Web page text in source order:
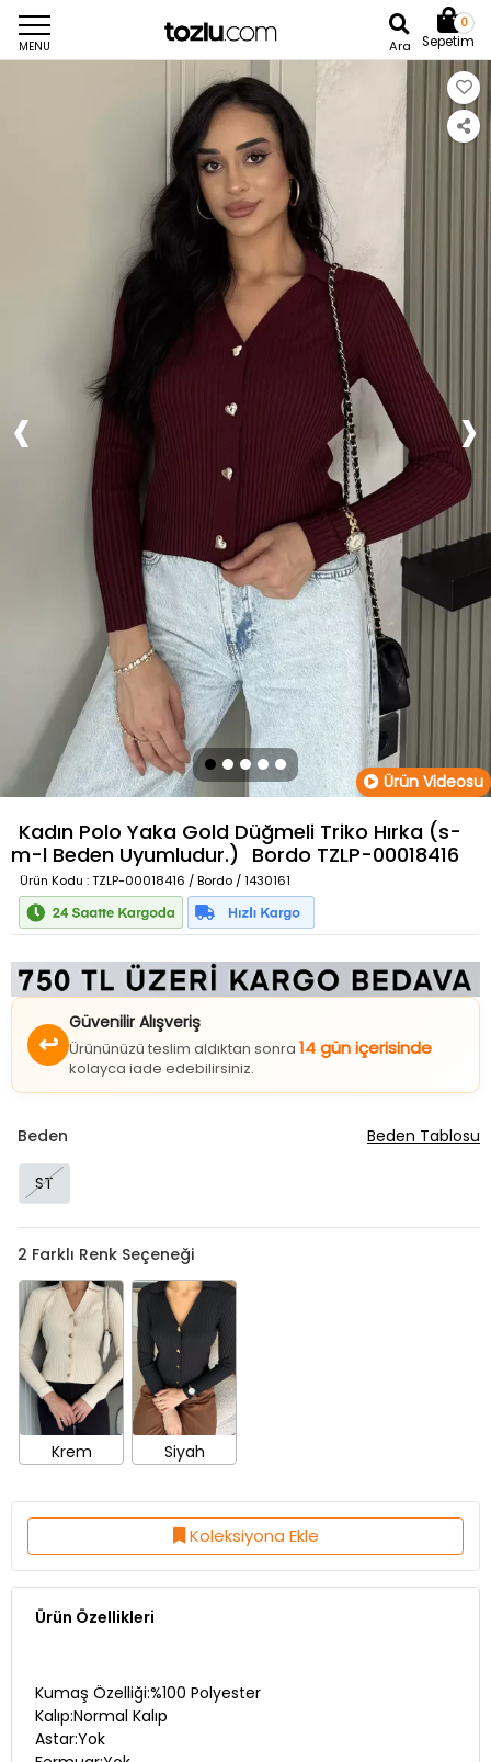
MENU Ara
0
Sepetim
Ürün Videosu
Kadın Polo Yaka Gold Düğmeli Triko Hırka (s-
m-l Beden Uyumludur.) Bordo TZLP-00018416
Ürün Kodu : TZLP-00018416 / Bordo / 1430161
Güvenilir Alışveriş
Ürününüzü teslim aldıktan sonra
kolayca iade edebilirsiniz.
ST
Krem Siyah
Koleksiyona Ekle
Ürün Özellikleri
Kalıp:Normal Kalıp
Astar:Yok
Fermuar:Yok
Esneklik:Var